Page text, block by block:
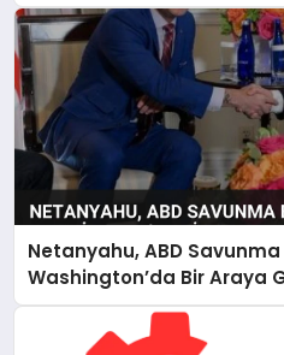
Netanyahu, ABD
Washington’da Bir Araya